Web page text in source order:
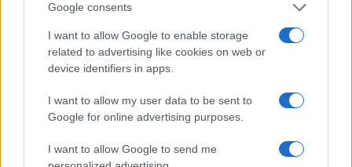
Google consents
I want to allow Google to enable storage
related to advertising like cookies on web or
device identifiers in apps.
I want to allow my user data to be sent to
Google for online advertising purposes.
I want to allow Google to send me